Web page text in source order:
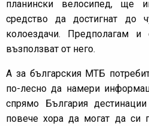
планински велосипед, ще
средство да достигнат до
колоездачи. Предполагам
възползват от него.
А за българския МТБ
по-лесно да намери
спрямо България
повече хора да могат да си